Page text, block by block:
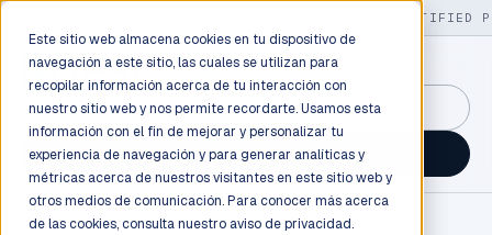
Este sitio web almacena cookies en tu dispositivo de
navegación a este sitio, las cuales se utilizan para
recopilar información acerca de tu interacción con
nuestro sitio web y nos permite recordarte. Usamos esta
información con el fin de mejorar y personalizar tu
experiencia de navegación y para generar analíticas y
métricas acerca de nuestros visitantes en este sitio web y
otros medios de comunicación. Para conocer más acerca
de las cookies, consulta nuestro aviso de privacidad.
130+ CERTIFIED
GuidancePlex →
Talk to an engineer →